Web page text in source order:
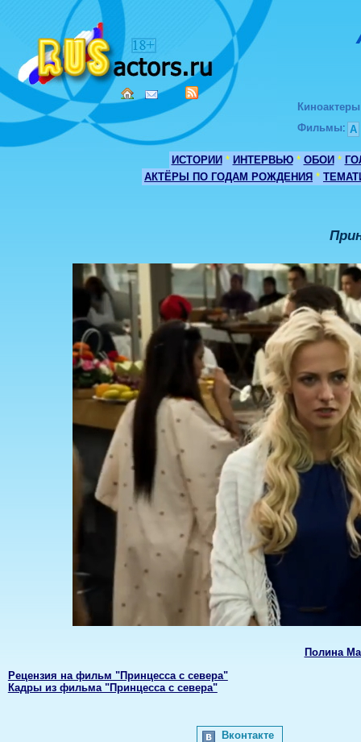
Киноактеры
Фильмы: А
ИСТОРИИ * ИНТЕРВЬЮ * ОБОИ *
АКТЁРЫ ПО ГОДАМ РОЖДЕНИЯ *
Полина
Рецензия на фильм "Принцесса с севера"
Кадры из фильма "Принцесса с севера"
Вконтакте